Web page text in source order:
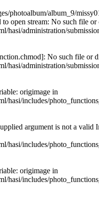
photoalbum/album_9/
open stream: No such file
hasi/administration/
No such file or
hasi/administration/
origimage in
hasi/includes/
argument is not a valid
hasi/includes/
origimage in
hasi/includes/